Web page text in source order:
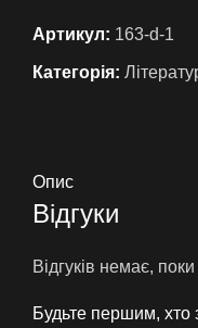
Артикул: 163-d-1
Категорія:
Опис
Відгуки
Відгуків немає,
Будьте першим, хто